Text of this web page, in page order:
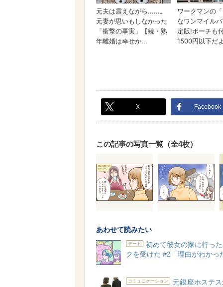
X Facebook
この記事の写真一覧（全4枚）
あわせて読みたい
デート
初めて彼女の家に行っ
クを受けた #2「理由がわか
コミュニケーション
元銀座ホステ